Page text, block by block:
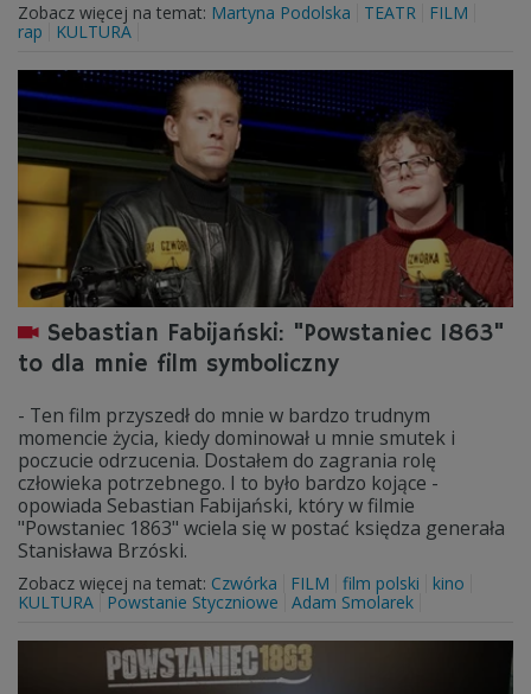
Zobacz więcej na temat: Martyna Podolska TEATR
FILM
rap
KULTURA
Sebastian Fabijański: "Powstaniec 1863"
to dla mnie film symboliczny
- Ten film przyszedł do mnie w bardzo trudnym
momencie życia, kiedy dominował u mnie smutek i
poczucie odrzucenia. Dostałem do zagrania rolę
człowieka potrzebnego. I to było bardzo kojące -
opowiada Sebastian Fabijański, który w filmie
"Powstaniec 1863" wciela się w postać księdza generała
Stanisława Brzóski.
Zobacz więcej na temat: Czwórka FILM film polski
kino
KULTURA
Powstanie Styczniowe Adam Smolarek